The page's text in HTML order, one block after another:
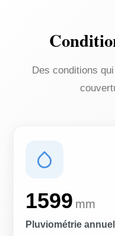
Des conditions
1599 mm
Pluviométrie